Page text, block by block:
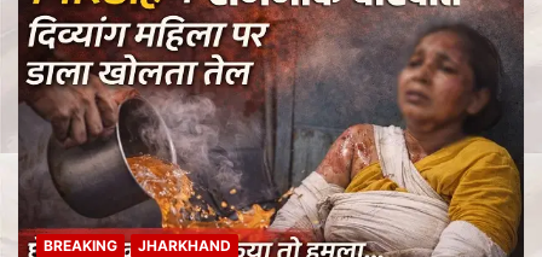
BREAKING JHARKHAND